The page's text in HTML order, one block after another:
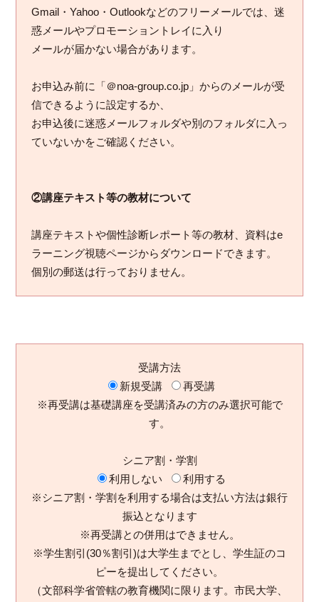
Gmail・Yahoo・Outlookなどのフリーメールでは、迷
惑メールやプロモーショントレイに入り
メールが届かない場合があります。
お申込み前に「＠noa-group.co.jp」からのメールが受
信できるように設定するか、
お申込後に迷惑メールフォルダや別のフォルダに入っ
ていないかをご確認ください。
②講座テキスト等の教材について
講座テキストや個性診断レポート等の教材、資料はe
ラーニング視聴ページからダウンロードできます。
個別の郵送は行っておりません。
受講方法
新規受講
再受講
※再受講は基礎講座を受講済みの方のみ選択可能で
す。
シニア割・学割
利用しない
利用する
※シニア割・学割を利用する場合は支払い方法は銀行
振込となります
※再受講との併用はできません。
※学生割引(30％割引)は大学生までとし、学生証のコ
ピーを提出してください。
（文部科学省管轄の教育機関に限ります。市民大学、